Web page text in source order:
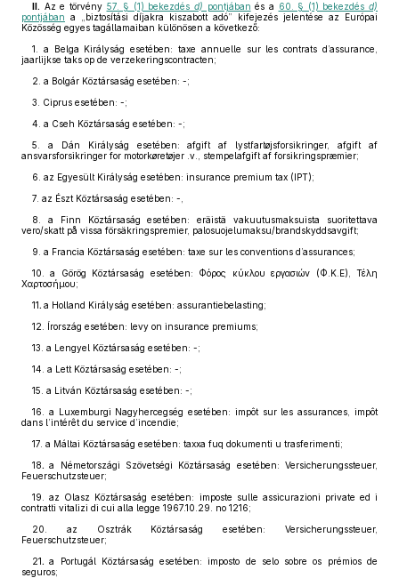
II. Az e törvény 57. § (1) bekezdés d) pontjában és a 60. § (1) bekezdés d)
pontjában a „biztosítási díjakra kiszabott adó” kifejezés jelentése az Európai
Közösség egyes tagállamaiban különösen a következő:
1. a Belga Királyság esetében: taxe annuelle sur les contrats d’assurance,
jaarlijkse taks op de verzekeringscontracten;
2. a Bolgár Köztársaság esetében: -;
3. Ciprus esetében: -;
4. a Cseh Köztársaság esetében: -;
5. a Dán Királyság esetében: afgift af lystfartøjsforsikringer, afgift af
ansvarsforsikringer for motorkøretøjer .v., stempelafgift af forsikringspræmier;
6. az Egyesült Királyság esetében: insurance premium tax (IPT);
7. az Észt Köztársaság esetében: -,
8. a Finn Köztársaság esetében: eräistä vakuutusmaksuista suoritettava
vero/skatt på vissa försäkringspremier, palosuojelumaksu/brandskyddsavgift;
9. a Francia Köztársaság esetében: taxe sur les conventions d’assurances;
10. a Görög Köztársaság esetében: Φόρος κύκλου εργασιών (Φ.Κ.Ε), Τέλη
Χαρτοσήμου;
11. a Holland Királyság esetében: assurantiebelasting;
12. Írország esetében: levy on insurance premiums;
13. a Lengyel Köztársaság esetében: -;
14. a Lett Köztársaság esetében: -;
15. a Litván Köztársaság esetében: -;
16. a Luxemburgi Nagyhercegség esetében: impôt sur les assurances, impôt
dans l’intérêt du service d’incendie;
17. a Máltai Köztársaság esetében: taxxa fuq dokumenti u trasferimenti;
18.a Németországi Szövetségi Köztársaság esetében: Versicherungssteuer,
Feuerschutzsteuer;
19. az Olasz Köztársaság esetében: imposte sulle assicurazioni private ed i
contratti vitalizi di cui alla legge 1967.10.29. no 1216;
20. az Osztrák Köztársaság esetében: Versicherungssteuer,
Feuerschutzsteuer;
21.a Portugál Köztársaság esetében: imposto de selo sobre os prémios de
seguros;